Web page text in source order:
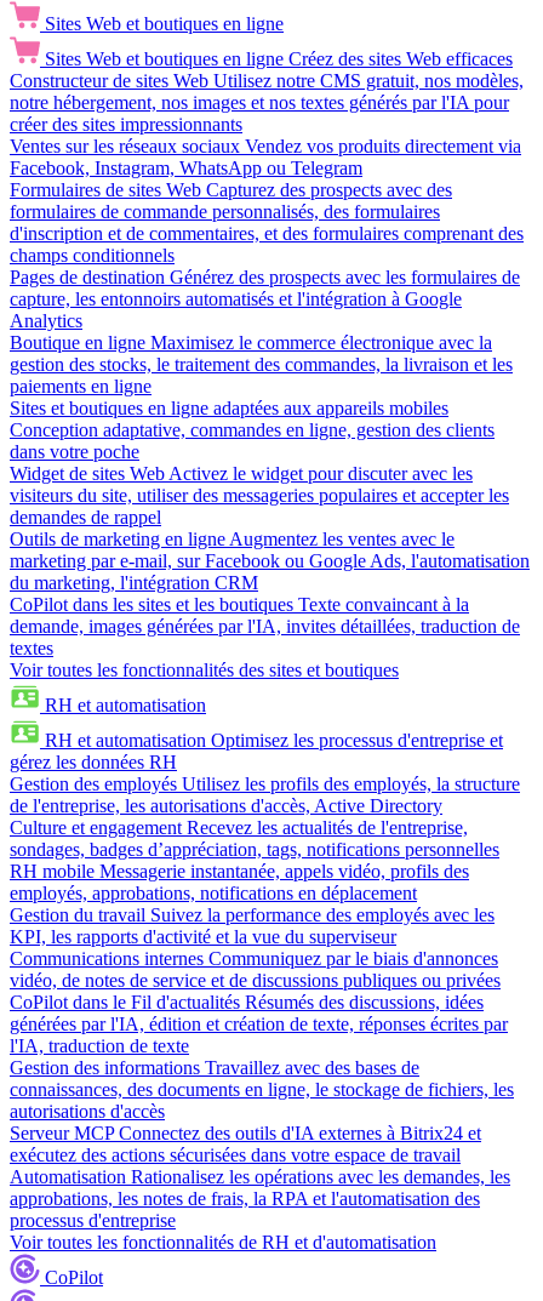
Sites Web et boutiques en ligne
Sites Web et boutiques en ligne Créez des sites Web efficaces
Constructeur de sites Web Utilisez notre CMS gratuit, nos modèles,
notre hébergement, nos images et nos textes générés par l'IA pour
créer des sites impressionnants
Ventes sur les réseaux sociaux Vendez vos produits directement via
Facebook, Instagram, WhatsApp ou Telegram
Formulaires de sites Web Capturez des prospects avec des
formulaires de commande personnalisés, des formulaires
d'inscription et de commentaires, et des formulaires comprenant des
champs conditionnels
Pages de destination Générez des prospects avec les formulaires de
capture, les entonnoirs automatisés et l'intégration à Google
Analytics
Boutique en ligne Maximisez le commerce électronique avec la
gestion des stocks, le traitement des commandes, la livraison et les
paiements en ligne
Sites et boutiques en ligne adaptées aux appareils mobiles
Conception adaptative, commandes en ligne, gestion des clients
dans votre poche
Widget de sites Web Activez le widget pour discuter avec les
visiteurs du site, utiliser des messageries populaires et accepter les
demandes de rappel
Outils de marketing en ligne Augmentez les ventes avec le
marketing par e-mail, sur Facebook ou Google Ads, l'automatisation
du marketing, l'intégration CRM
CoPilot dans les sites et les boutiques Texte convaincant à la
demande, images générées par l'IA, invites détaillées, traduction de
textes
Voir toutes les fonctionnalités des sites et boutiques
RH et automatisation
RH et automatisation Optimisez les processus d'entreprise et
gérez les données RH
Gestion des employés Utilisez les profils des employés, la structure
de l'entreprise, les autorisations d'accès, Active Directory
Culture et engagement Recevez les actualités de l'entreprise,
sondages, badges d’appréciation, tags, notifications personnelles
RH mobile Messagerie instantanée, appels vidéo, profils des
employés, approbations, notifications en déplacement
Gestion du travail Suivez la performance des employés avec les
KPI, les rapports d'activité et la vue du superviseur
Communications internes Communiquez par le biais d'annonces
vidéo, de notes de service et de discussions publiques ou privées
CoPilot dans le Fil d'actualités Résumés des discussions, idées
générées par l'IA, édition et création de texte, réponses écrites par
l'IA, traduction de texte
Gestion des informations Travaillez avec des bases de
connaissances, des documents en ligne, le stockage de fichiers, les
autorisations d'accès
Serveur MCP Connectez des outils d'IA externes à Bitrix24 et
exécutez des actions sécurisées dans votre espace de travail
Automatisation Rationalisez les opérations avec les demandes, les
approbations, les notes de frais, la RPA et l'automatisation des
processus d'entreprise
Voir toutes les fonctionnalités de RH et d'automatisation
CoPilot